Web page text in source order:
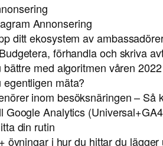
Annonsering
ditt ekosystem av
förhandla och skriva
med algoritmen våren 2022
mäta?
inom besöksnäringen – Så
Google Analytics
din rutin
övningar i hur du hittar du